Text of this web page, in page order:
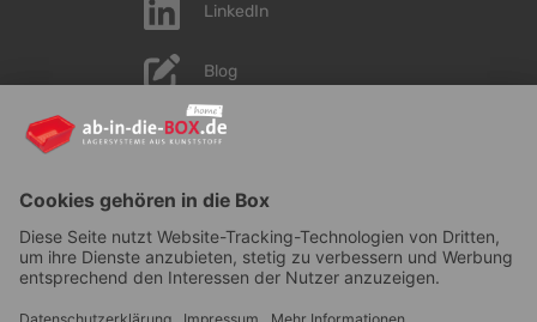
LinkedIn
Blog
YouTube